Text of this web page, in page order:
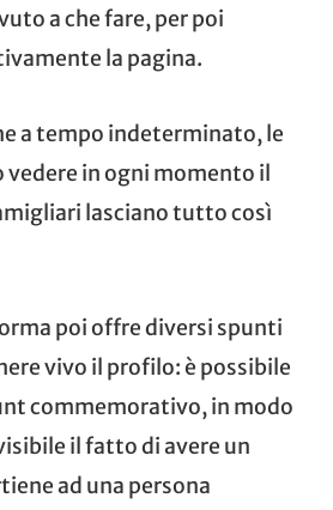
a che fare, per poi
la pagina.
a tempo indeterminato, le
vedere in ogni momento il
lasciano tutto così
poi offre diversi spunti
vivo il profilo: è possibile
commemorativo, in modo
il fatto di avere un
ad una persona